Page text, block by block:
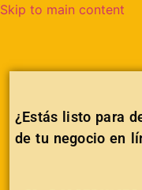
Skip to main content
¿Estás listo para
de tu negocio en